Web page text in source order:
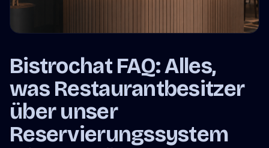
Bistrochat FAQ: Alles,
was Restaurantbesitzer
über unser
Reservierungssystem